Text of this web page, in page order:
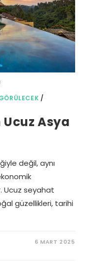
/
Ucuz Asya
değil, aynı
Ucuz seyahat
güzellikleri, tarihi
6 MART 2025